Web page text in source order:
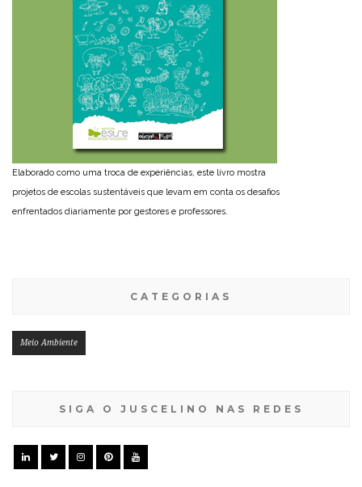
Elaborado como uma troca de experiências, este livro mostra
projetos de escolas sustentáveis que levam em conta os desafios
enfrentados diariamente por gestores e professores.
CATEGORIAS
Meio Ambiente
SIGA O JUSCELINO NAS REDES